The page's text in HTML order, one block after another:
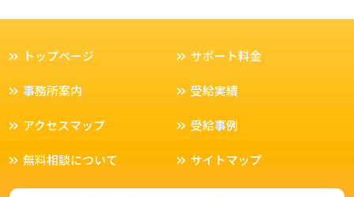
トップページ サポート料金
事務所案内 受給実績
アクセスマップ 受給事例
無料相談について サイトマップ